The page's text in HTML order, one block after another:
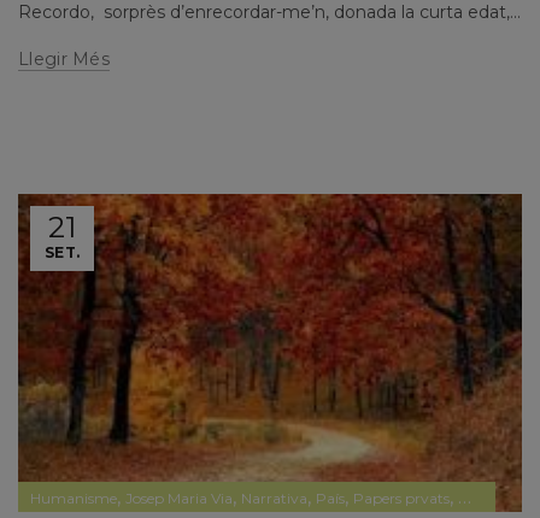
Recordo, sorprès d’enrecordar-me’n, donada la curta edat,...
Llegir Més
21
SET.
Humanisme, Josep Maria Via, Narrativa, País, Papers prvats, Pensament